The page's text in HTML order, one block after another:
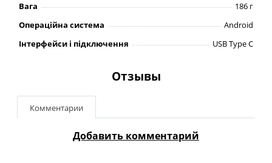
Вага
186 г
Операційна система
Android
Інтерфейси і підключення
USB Type C
Отзывы
Комментарии
Добавить комментарий